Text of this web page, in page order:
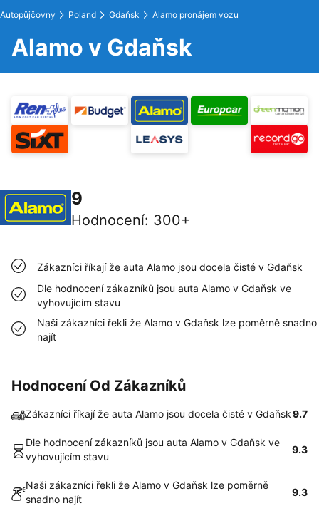
Autopůjčovny Poland Gdaňsk Alamo pronájem vozu
Alamo v Gdaňsk
9
Hodnocení: 300+
Zákazníci říkají že auta Alamo jsou docela čisté v Gdaňsk
Dle hodnocení zákazníků jsou auta Alamo v Gdaňsk ve
vyhovujícím stavu
Naši zákazníci řekli že Alamo v Gdaňsk lze poměrně snadno
najít
Hodnocení Od Zákazníků
Zákazníci říkají že auta Alamo jsou docela čisté v Gdaňsk9.7
Dle hodnocení zákazníků jsou auta Alamo v Gdaňsk ve
vyhovujícím stavu
9.3
Naši zákazníci řekli že Alamo v Gdaňsk lze poměrně
snadno najít
9.3